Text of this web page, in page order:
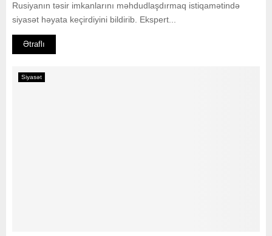
Rusiyanın təsir imkanlarını məhdudlaşdırmaq istiqamətində
siyasət həyata keçirdiyini bildirib. Ekspert...
Ətraflı
Siyasət